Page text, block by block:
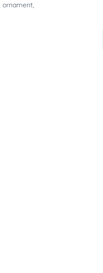
ornament,